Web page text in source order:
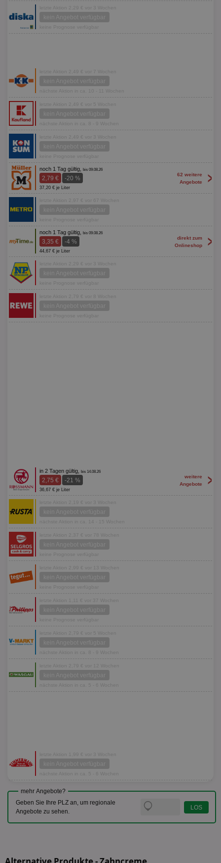
letzte Aktion 2,29 € vor 3 Wochen
kein Angebot verfügbar
keine Prognose verfügbar
letzte Aktion 2,49 € vor 7 Wochen
kein Angebot verfügbar
nächste Aktion in ca. 10 - 11 Wochen
letzte Aktion 2,49 € vor 5 Wochen
kein Angebot verfügbar
nächste Aktion in ca. 8 - 9 Wochen
letzte Aktion 2,49 € vor 3 Wochen
kein Angebot verfügbar
keine Prognose verfügbar
noch 1 Tag gültig, bis 09.08.26
2,79 € -20 %
37,20 € je Liter
62 weitere
Angebote
>
letzte Aktion 2,97 € vor 67 Wochen
kein Angebot verfügbar
keine Prognose verfügbar
noch 1 Tag gültig, bis 09.08.26
3,35 € -4 %
44,67 € je Liter
direkt zum
Onlineshop
>
letzte Aktion 2,29 € vor 3 Wochen
kein Angebot verfügbar
keine Prognose verfügbar
letzte Aktion 2,79 € vor 8 Wochen
kein Angebot verfügbar
keine Prognose verfügbar
in 2 Tagen gültig, bis 14.08.26
2,75 € -21 %
36,67 € je Liter
weitere
Angebote
>
letzte Aktion 2,19 € vor 3 Wochen
kein Angebot verfügbar
nächste Aktion in ca. 14 - 15 Wochen
letzte Aktion 2,37 € vor 78 Wochen
kein Angebot verfügbar
keine Prognose verfügbar
letzte Aktion 2,99 € vor 13 Wochen
kein Angebot verfügbar
keine Prognose verfügbar
letzte Aktion 1,11 € vor 37 Wochen
kein Angebot verfügbar
keine Prognose verfügbar
letzte Aktion 2,79 € vor 5 Wochen
kein Angebot verfügbar
nächste Aktion in ca. 8 - 9 Wochen
letzte Aktion 2,79 € vor 12 Wochen
kein Angebot verfügbar
nächste Aktion in ca. 5 - 6 Wochen
letzte Aktion 1,99 € vor 3 Wochen
kein Angebot verfügbar
nächste Aktion in ca. 5 - 6 Wochen
mehr Angebote?
Geben Sie Ihre PLZ an, um regionale
Angebote zu sehen.